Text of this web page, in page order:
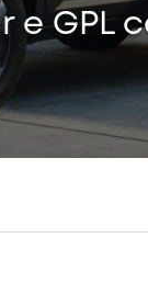
e GPL